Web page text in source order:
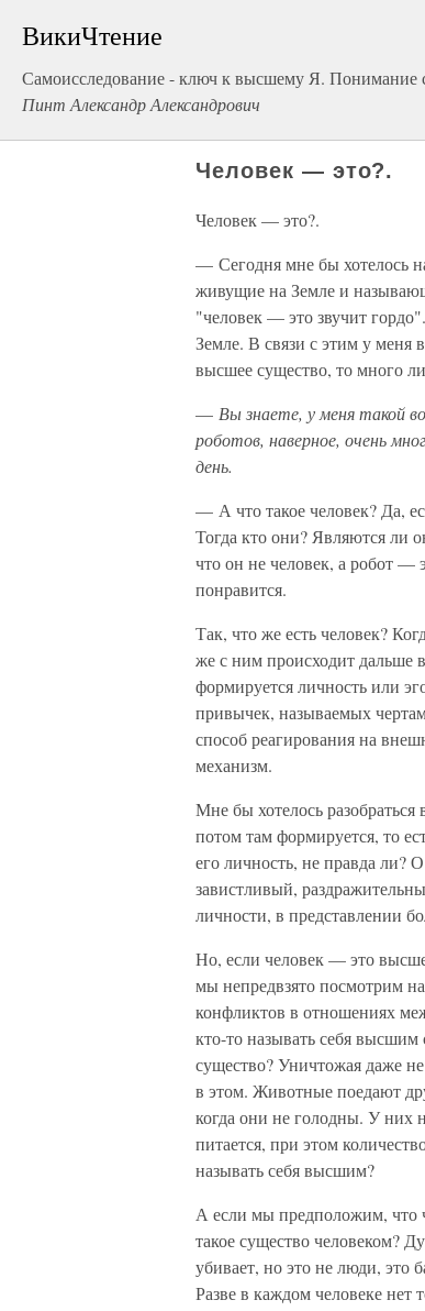
ВикиЧтение
Самоисследование - ключ к высшему Я. Понимание
Пинт Александр Александрович
Человек — это?.
Человек — это?.
— Сегодня мне бы хотелось
живущие на Земле и
"человек — это звучит
Земле. В связи с этим у меня
высшее существо, то много
— Вы знаете, у меня такой
роботов, наверное, очень
день.
— А что такое человек? Да,
Тогда кто они? Являются ли
что он не человек, а робот —
понравится.
Так, что же есть человек?
же с ним происходит дальше
формируется личность или
привычек, называемых
способ реагирования на
механизм.
Мне бы хотелось
потом там формируется, то
его личность, не правда ли?
завистливый,
личности, в представлении
Но, если человек — это
мы непредвзято посмотрим
конфликтов в отношениях
кто-то называть себя
существо? Уничтожая даже
в этом. Животные поедают
когда они не голодны. У них
питается, при этом
называть себя высшим?
А если мы предположим, что
такое существо человеком?
убивает, но это не люди, это
Разве в каждом человеке нет